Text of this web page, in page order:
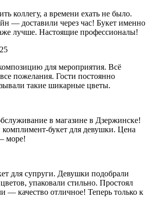
коллегу, а времени ехать не было.
— доставили через час! Букет именно
лучше. Настоящие профессионалы!
для мероприятия. Всё
пожелания. Гости постоянно
такие шикарные цветы.
в магазине в Дзержинске!
букет для девушки. Цена
море!
для супруги. Девушки подобрали
упаковали стильно. Простоял
— качество отличное! Теперь только к